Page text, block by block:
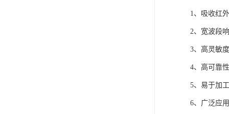
1、吸收红
2、宽波段
3、高灵敏
4、高可靠
5、易于加
6、广泛应